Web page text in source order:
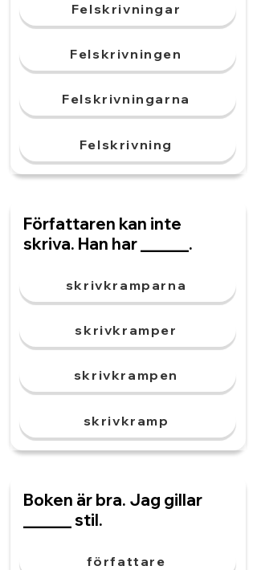
Felskrivningar
Felskrivningen
Felskrivningarna
Felskrivning
Författaren kan inte
skriva. Han har ______.
skrivkramparna
skrivkramper
skrivkrampen
skrivkramp
Boken är bra. Jag gillar
______ stil.
författare